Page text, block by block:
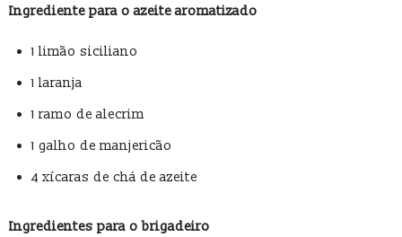
Ingrediente para o azeite aromatizado
1 limão siciliano
1 laranja
1 ramo de alecrim
1 galho de manjericão
4 xícaras de chá de azeite
Ingredientes para o brigadeiro